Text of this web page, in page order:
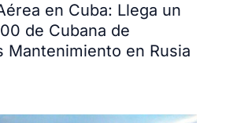
en Cuba: Llega un
de Cubana de
Mantenimiento en Rusia